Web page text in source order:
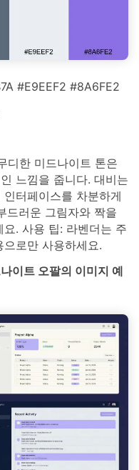
#E9EEF2 #8A6FE2
디한 미드나이트 톤은
느낌을 줍니다. 대비는
터페이스를 차분하게
드러운 그림자와 짝을
. 사용 팁: 라벤더는 주
로만 사용하세요.
이트 오팔의 이미지 예